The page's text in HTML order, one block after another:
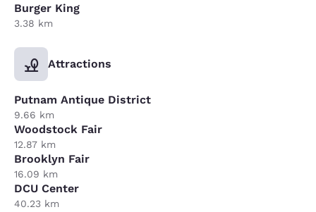
Burger King
3.38 km
Attractions
Putnam Antique District
9.66 km
Woodstock Fair
12.87 km
Brooklyn Fair
16.09 km
DCU Center
40.23 km